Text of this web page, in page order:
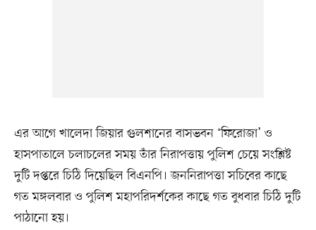
এর আগে খালেদা জিয়ার গুলশানের বাসভবন ‘ফিরোজা’ ও
হাসপাতালে চলাচলের সময় তাঁর নিরাপত্তায় পুলিশ চেয়ে সংশ্লিষ্ট
দুটি দপ্তরে চিঠি দিয়েছিল বিএনপি। জননিরাপত্তা সচিবের কাছে
গত মঙ্গলবার ও পুলিশ মহাপরিদর্শকের কাছে গত বুধবার চিঠি দুটি
পাঠানো হয়।